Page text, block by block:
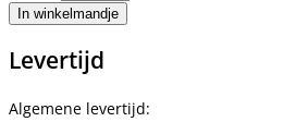
In winkelmandje
Levertijd
Algemene levertijd: